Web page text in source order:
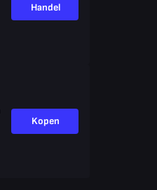
Handel
Kopen